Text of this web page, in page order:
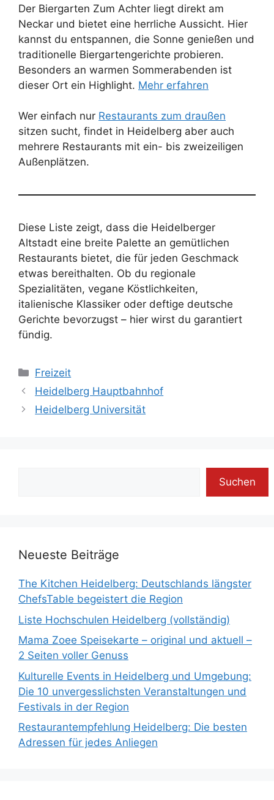
Der Biergarten Zum Achter liegt direkt am
Neckar und bietet eine herrliche Aussicht. Hier
kannst du entspannen, die Sonne genießen und
traditionelle Biergartengerichte probieren.
Besonders an warmen Sommerabenden ist
dieser Ort ein Highlight. Mehr erfahren
Wer einfach nur Restaurants zum draußen
sitzen sucht, findet in Heidelberg aber auch
mehrere Restaurants mit ein- bis zweizeiligen
Außenplätzen.
Diese Liste zeigt, dass die Heidelberger
Altstadt eine breite Palette an gemütlichen
Restaurants bietet, die für jeden Geschmack
etwas bereithalten. Ob du regionale
Spezialitäten, vegane Köstlichkeiten,
italienische Klassiker oder deftige deutsche
Gerichte bevorzugst – hier wirst du garantiert
fündig.
Kategorien
Freizeit
Heidelberg Hauptbahnhof
Heidelberg Universität
Suchen
Neueste Beiträge
The Kitchen Heidelberg: Deutschlands längster
ChefsTable begeistert die Region
Liste Hochschulen Heidelberg (vollständig)
Mama Zoee Speisekarte – original und aktuell –
2 Seiten voller Genuss
Kulturelle Events in Heidelberg und Umgebung:
Die 10 unvergesslichsten Veranstaltungen und
Festivals in der Region
Restaurantempfehlung Heidelberg: Die besten
Adressen für jedes Anliegen